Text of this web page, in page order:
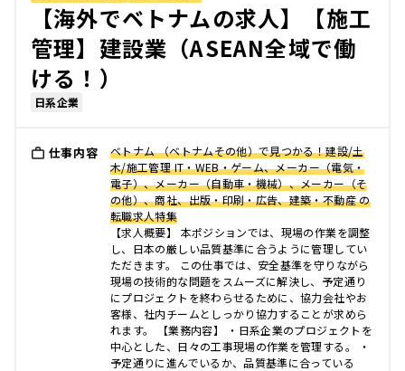
【海外でベトナムの求人】【施工
管理】建設業（ASEAN全域で働
ける！）
日系企業
仕事内容
ベトナム （ベトナムその他）で見つかる！建設/土
木/施工管理 IT・WEB・ゲーム、メーカー（電気・
電子）、メーカー（自動車・機械）、メーカー（そ
の他）、商社、出版・印刷・広告、建築・不動産 の
転職求人特集
【求人概要】 本ポジションでは、現場の作業を調整
し、日本の厳しい品質基準に合うように管理してい
ただきます。 この仕事では、安全基準を守りながら
現場の技術的な問題をスムーズに解決し、予定通り
にプロジェクトを終わらせるために、協力会社やお
客様、社内チームとしっかり協力することが求めら
れます。 【業務内容】 ・日系企業のプロジェクトを
中心とした、日々の工事現場の作業を管理する。 ・
予定通りに進んでいるか、品質基準に合っている